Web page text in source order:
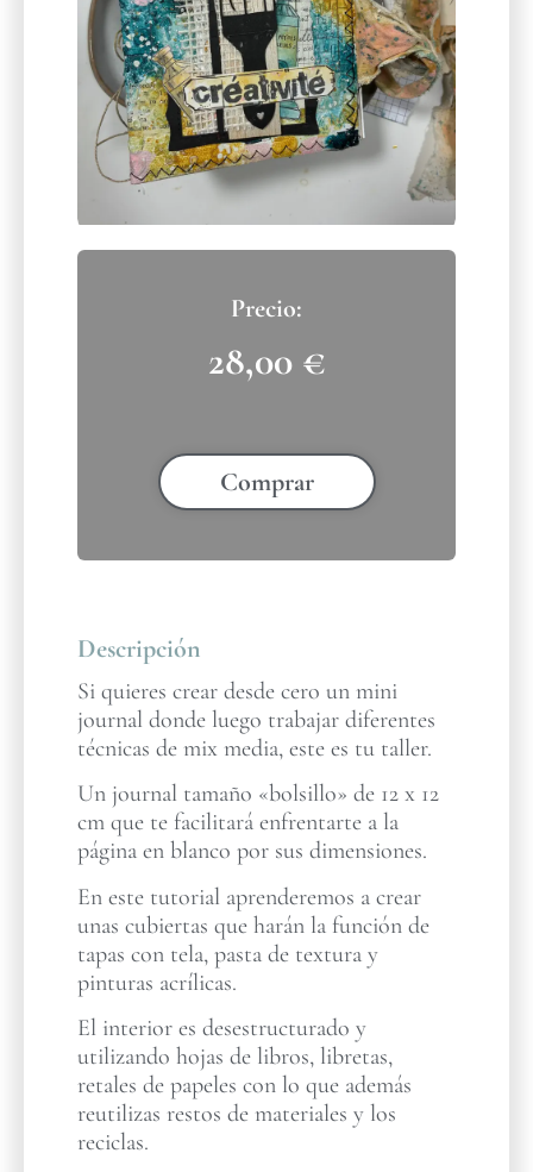
28,00 €
Comprar
Descripción
Si quieres crear desde cero un mini
journal donde luego trabajar diferentes
técnicas de mix media, este es tu taller.
Un journal tamaño «bolsillo» de 12 x 12
cm que te facilitará enfrentarte a la
página en blanco por sus dimensiones.
En este tutorial aprenderemos a crear
unas cubiertas que harán la función de
tapas con tela, pasta de textura y
pinturas acrílicas.
El interior es desestructurado y
utilizando hojas de libros, libretas,
retales de papeles con lo que además
reutilizas restos de materiales y los
reciclas.